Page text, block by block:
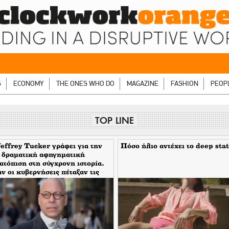
ECONOMY THE ONES WHO DO MAGAZINE FASHION
TOP LINE
Tucker γράφει για την
δραματική αφηγηματική
στη σύγχρονη ιστορία.
οι κυβερνήσεις πέταξαν τις
τους
Πόσο ήλιο αντέχει το deep